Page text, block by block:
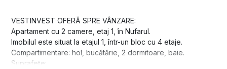
VESTINVEST OFERǍ SPRE VÂNZARE:
Apartament cu 2 camere, etaj 1, în Nufarul.
Imobilul este situat la etajul 1, într-un bloc cu 4 etaje.
Compartimentare: hol, bucǎtǎrie, 2 dormitoare, baie.
Suprafețe: